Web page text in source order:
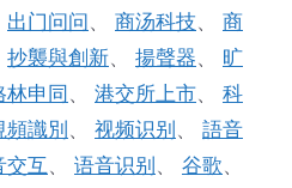
出门问问、 商汤科技、 商
抄襲與創新、 揚聲器、 旷
林申同 、 港交所上市、 科
頻識別 、 视频识别 、 語音
交互、 语音识别 、 谷歌、